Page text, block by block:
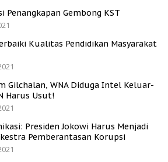
Penangkapan Gembong KST
Kualitas Pendidikan Masyarakat
Gilchalan, WNA Diduga Intel Keluar-
Harus Usut!
Presiden Jokowi Harus Menjadi
Pemberantasan Korupsi